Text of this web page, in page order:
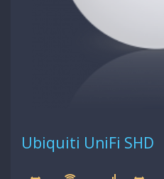
Ubiquiti UniFi SHD